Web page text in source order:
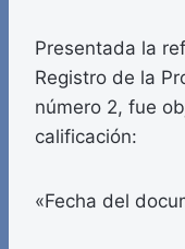
Presentada la
Registro de la
número 2, fue
calificación:
«Fecha del